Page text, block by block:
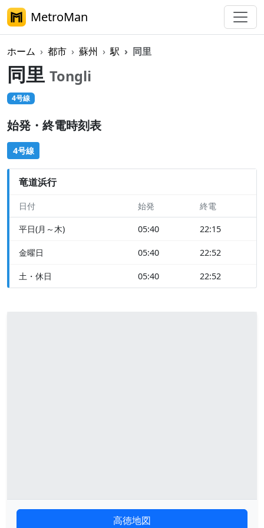
MetroMan
ホーム 都市 蘇州 駅 同里
同里 Tongli
4号線
始発・終電時刻表
4号線
竜道浜行
日付 始発 終電
平日(月～木) 05:40 22:15
金曜日 05:40 22:52
土・休日 05:40 22:52
高徳地図